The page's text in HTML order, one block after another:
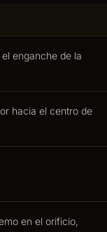
enganche de la
hacia el centro de
en el orificio,